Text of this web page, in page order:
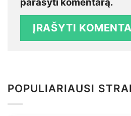
POPULIARIAUSI